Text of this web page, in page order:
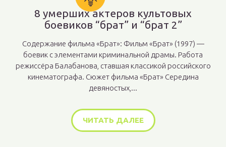
8 умерших актеров культовых
боевиков “брат” и “брат 2”
Содержание фильма «Брат»: Фильм «Брат» (1997) —
боевик с элементами криминальной драмы. Работа
режиссёра Балабанова, ставшая классикой российского
кинематографа. Сюжет фильма «Брат» Середина
девяностых,...
ЧИТАТЬ ДАЛЕЕ